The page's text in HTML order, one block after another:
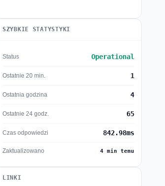
SZYBKIE STATYSTYKI
Status Operational
Ostatnie 20 min. 1
Ostatnia godzina 4
Ostatnie 24 godz. 65
Czas odpowiedzi 842.98ms
Zaktualizowano 4 min temu
LINKI